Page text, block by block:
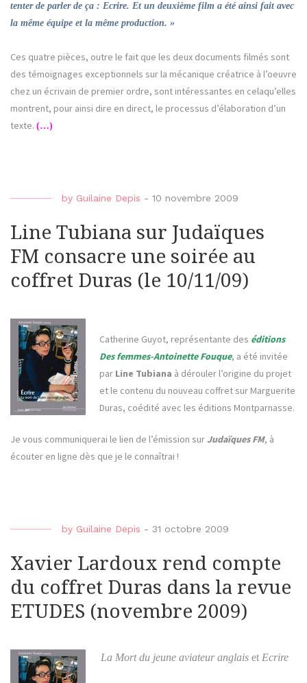
tenter de parler de ça : Ecrire. Et un deuxième film a été ainsi fait avec
la même équipe et la même production. »
Ces quatre pièces, outre le fait que les deux documents filmés sont
des témoignages exceptionnels sur la mécanique créatrice à l’oeuvre
chez un écrivain de premier ordre, sont intéressantes en celaqu’elles
montrent, pour ainsi dire en direct, le processus d’élaboration d’un
texte. (…)
by Guilaine Depis - 10 novembre 2009
Line Tubiana sur Judaïques
FM consacre une soirée au
coffret Duras (le 10/11/09)
Catherine Guyot, représentante des éditions
Des femmes-Antoinette Fouque, a été invitée
par Line Tubiana à dérouler l’origine du projet
et le contenu du nouveau coffret sur Marguerite
Duras, coédité avec les éditions Montparnasse.
Je vous communiquerai le lien de l’émission sur Judaïques FM, à
écouter en ligne dès que je le connaîtrai !
by Guilaine Depis - 31 octobre 2009
Xavier Lardoux rend compte
du coffret Duras dans la revue
ETUDES (novembre 2009)
La Mort du jeune aviateur anglais et Ecrire